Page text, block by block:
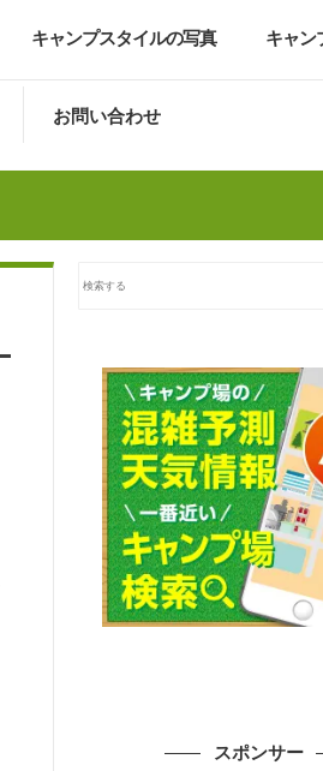
キャンプスタイルの写真 キャン
お問い合わせ
スポンサー